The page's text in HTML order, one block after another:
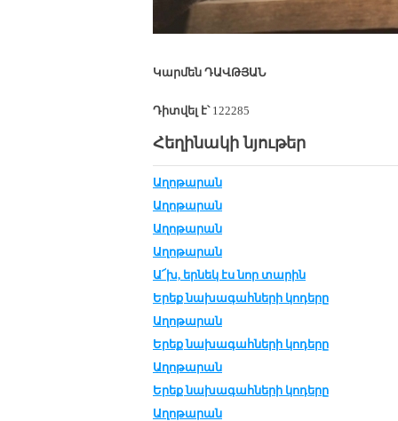
Կար­մեն ԴԱՎԹ­ՅԱՆ
Դիտվել է՝122285
Հեղինակի նյութեր
Աղոթարան
Աղոթարան
Աղոթարան
Աղոթարան
Ա՜խ, եր­նեկ էս նոր տա­րին
Երեք նա­խա­գահ­նե­րի կո­դե­րը
Աղոթարան
Երեք նա­խա­գահ­նե­րի կո­դե­րը
Աղոթարան
Երեք նա­խա­գահ­նե­րի կո­դե­րը
Աղոթարան